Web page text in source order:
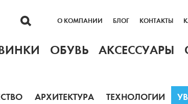
О КОМПАНИИ БЛОГ КОНТАКТЫ
ОБУВЬ АКСЕССУАРЫ
АРХИТЕКТУРА ТЕХНОЛОГИИ